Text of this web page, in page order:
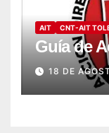
AIT CNT-AIT
Guía de
18 DE